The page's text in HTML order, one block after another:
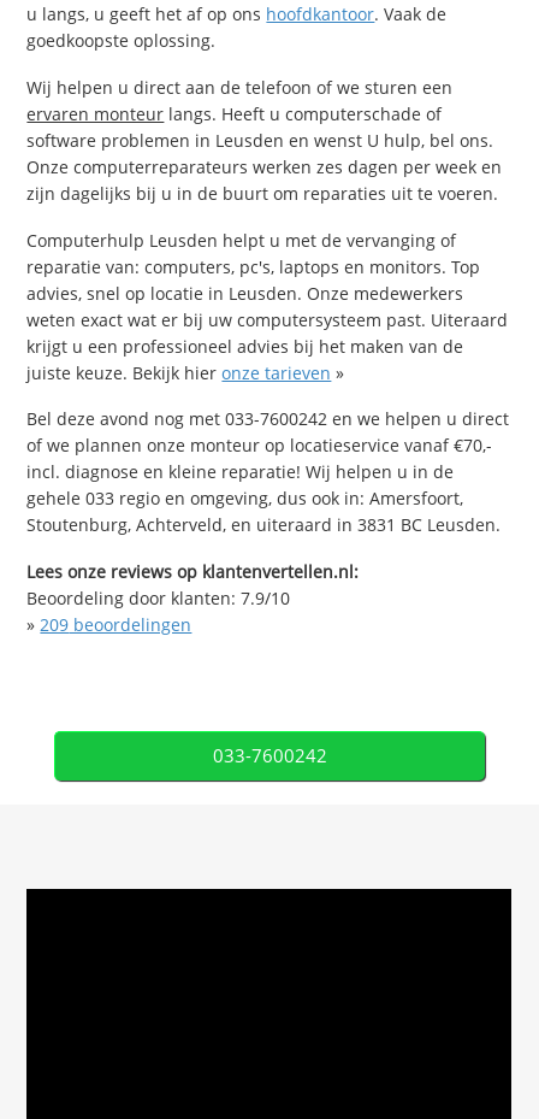
u langs, u geeft het af op ons hoofdkantoor. Vaak de
goedkoopste oplossing.
Wij helpen u direct aan de telefoon of we sturen een
ervaren monteur langs. Heeft u computerschade of
software problemen in Leusden en wenst U hulp, bel ons.
Onze computerreparateurs werken zes dagen per week en
zijn dagelijks bij u in de buurt om reparaties uit te voeren.
Computerhulp Leusden helpt u met de vervanging of
reparatie van: computers, pc's, laptops en monitors. Top
advies, snel op locatie in Leusden. Onze medewerkers
weten exact wat er bij uw computersysteem past. Uiteraard
krijgt u een professioneel advies bij het maken van de
juiste keuze. Bekijk hieronze tarieven »
Bel deze avond nog met 033-7600242 en we helpen u direct
of we plannen onze monteur op locatieservice vanaf €70,-
incl. diagnose en kleine reparatie! Wij helpen u in de
gehele 033 regio en omgeving, dus ook in: Amersfoort,
Stoutenburg, Achterveld, en uiteraard in 3831 BC Leusden.
Lees onze reviews op klantenvertellen.nl:
Beoordeling door klanten:7.9/10
»209 beoordelingen
033-7600242